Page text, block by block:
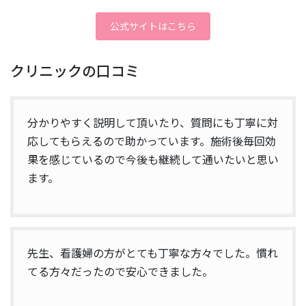
公式サイトはこちら
クリニックの口コミ
分かりやすく説明して頂いたり、質問にも丁寧に対
応してもらえるので助かっています。施術後毎回効
果を感じているので今後も継続して通いたいと思い
ます。
先生、看護婦の方がとても丁寧な方々でした。慣れ
てる方々だったので安心できました。